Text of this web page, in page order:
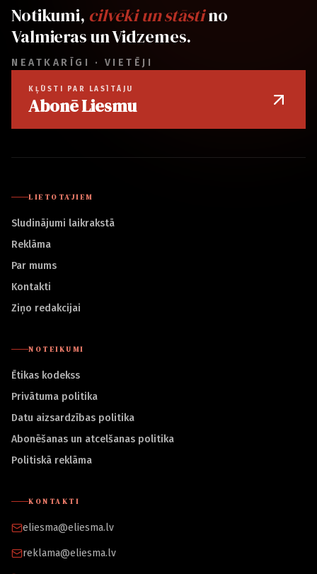
Notikumi, cilvēki un stāstino
Valmieras un Vidzemes.
NEATKARĪGI · VIETĒJI
KĻŪSTI PAR LASĪTĀJU
Abonē Liesmu
LIETOTĀJIEM
Sludinājumi laikrakstā
Reklāma
Par mums
Kontakti
Ziņo redakcijai
NOTEIKUMI
Ētikas kodekss
Privātuma politika
Datu aizsardzības politika
Abonēšanas un atcelšanas politika
Politiskā reklāma
KONTAKTI
eliesma@eliesma.lv
reklama@eliesma.lv